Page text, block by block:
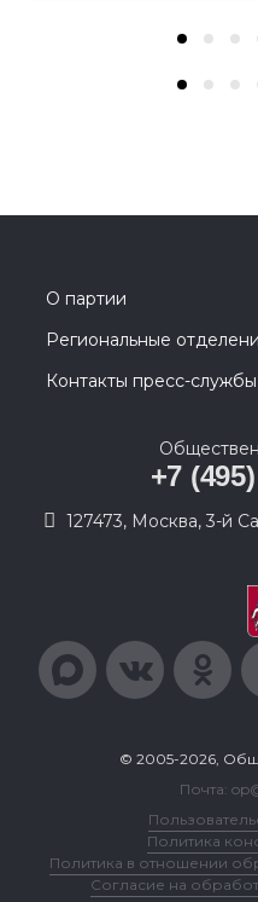
О партии
Региональные
Контакты пресс-службы
+7
127473, Москва, 3-й
© 2005-2026,
Почта:
Политика
Политика в отношении
Согласие на